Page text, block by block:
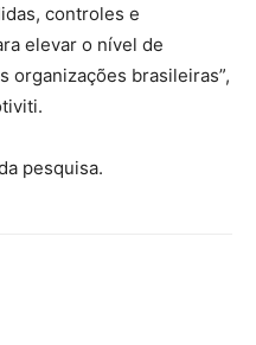
controles e
elevar o nível de
organizações brasileiras”,
pesquisa.